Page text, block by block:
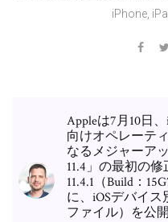
iPhone,
Appleは7月10日
向けオペレーテ
なるメジャーア
11.4」の最初の
11.4.1（Build：
に、iOSデバイ
ファイル）を公